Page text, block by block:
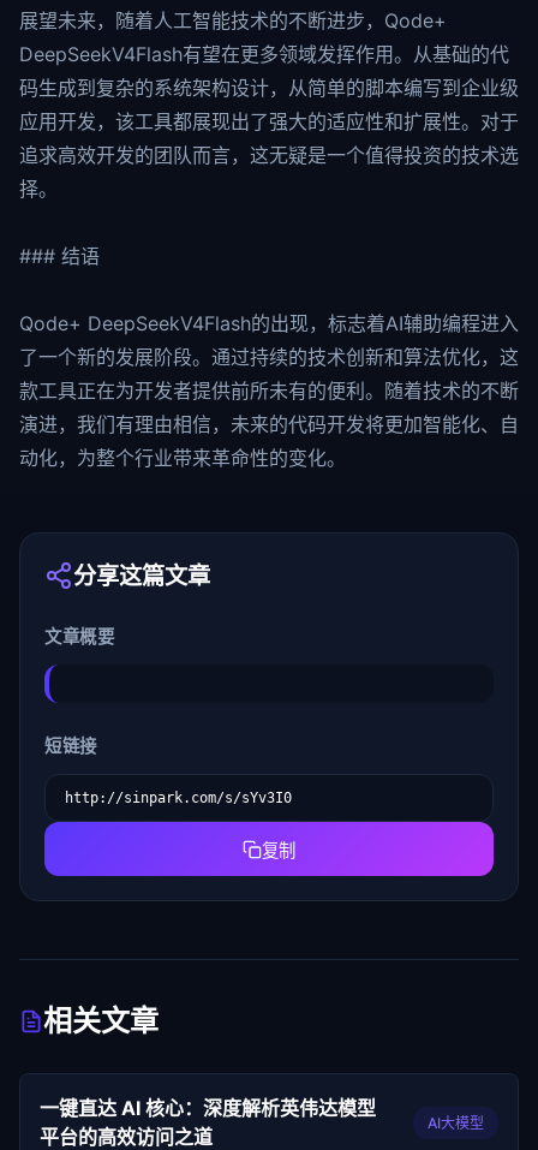
展望未来，随着人工智能技术的不断进步，Qode+
DeepSeekV4Flash有望在更多领域发挥作用。从基础的代
码生成到复杂的系统架构设计，从简单的脚本编写到企业级
应用开发，该工具都展现出了强大的适应性和扩展性。对于
追求高效开发的团队而言，这无疑是一个值得投资的技术选
择。
### 结语
Qode+ DeepSeekV4Flash的出现，标志着AI辅助编程进入
了一个新的发展阶段。通过持续的技术创新和算法优化，这
款工具正在为开发者提供前所未有的便利。随着技术的不断
演进，我们有理由相信，未来的代码开发将更加智能化、自
动化，为整个行业带来革命性的变化。
分享这篇文章
文章概要
短链接
复制
相关文章
一键直达 AI 核心：深度解析英伟达模型
平台的高效访问之道
AI大模型